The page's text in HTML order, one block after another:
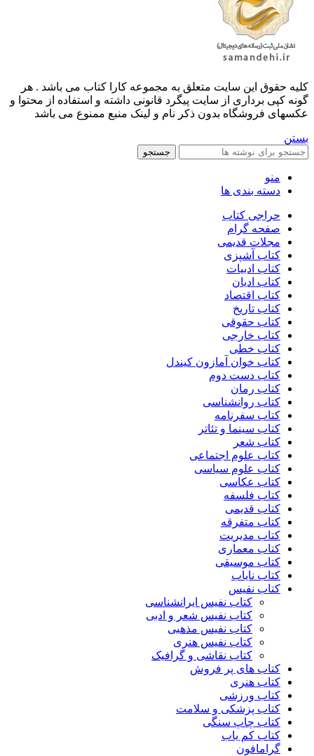
کليه حقوق اين سايت متعلق به مجموعه کارا کتاب می باشد . هر
گونه کپی برداری از سایت پیگرد قانونی داشته و استفاده از محتوا و
عکسهای فروشگاه بدون ذکر نام و لینک منبع ممنوع می باشد
بستن
جستجو
منو
دسته بندی ها
حراجی کتاب
صفحه گرام
مجلات قدیمی
کتاب آشپزی
کتاب ادبیات
کتاب ادیان
کتاب اقتصاد
کتاب تاریخ
کتاب حقوقی
کتاب خارجی
کتاب خطی
کتاب خوان آمازون کیندل
کتاب دست دوم
کتاب رمان
کتاب روانشناسی
کتاب سفرنامه
کتاب سینما و تئاتر
کتاب شعر
کتاب علوم اجتماعی
کتاب علوم سیاسی
کتاب عکاسی
کتاب فلسفه
کتاب قدیمی
کتاب متفرقه
کتاب مدیریت
کتاب معماری
کتاب موسیقی
کتاب نایاب
کتاب نفیس
کتاب نفیس ایرانشناسی
کتاب نفیس شعر و ادبی
کتاب نفیس مذهبی
کتاب نفیس هنری
کتاب نقاشی و گرافیک
کتاب های پر فروش
کتاب هنری
کتاب ورزشی
کتاب پزشکی و سلامت
کتاب چاپ سنگی
کتاب کم یاب
گرامافون